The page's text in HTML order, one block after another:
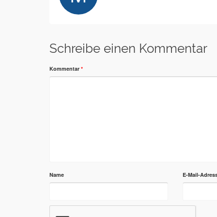
Schreibe einen Kommentar
Kommentar *
Name E-Mail-